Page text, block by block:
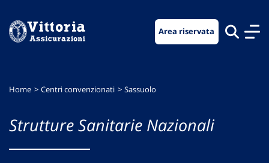
menu
contenuto
footer
Area riservata
Home Centri convenzionati Sassuolo
Strutture Sanitarie Nazionali